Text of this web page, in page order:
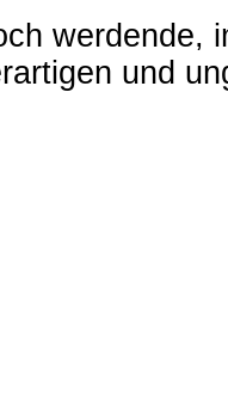
werdende,
und